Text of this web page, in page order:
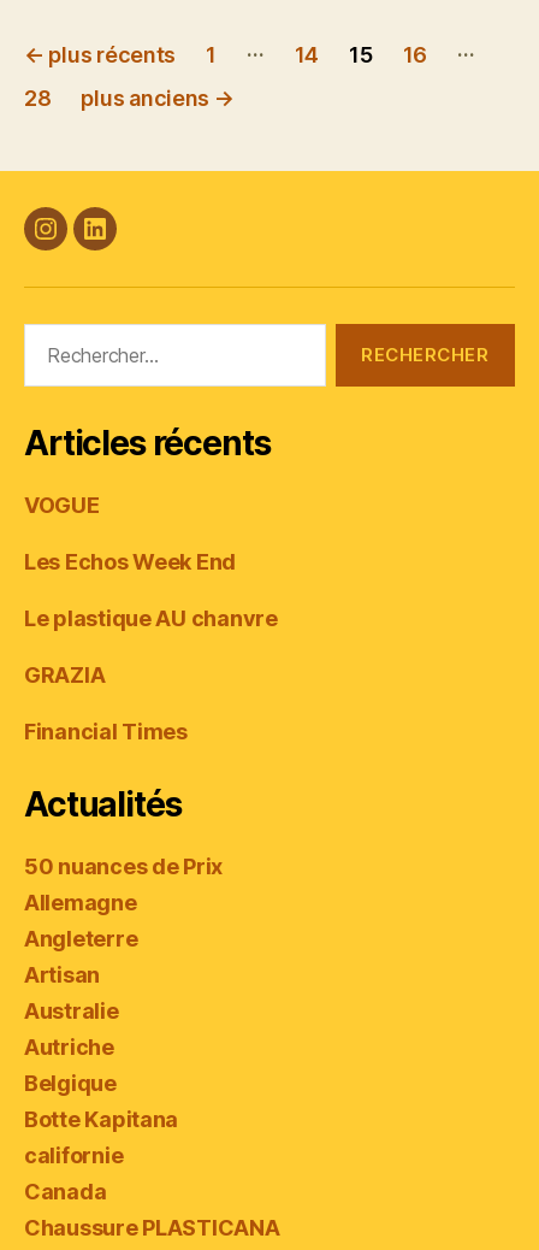
Pagination
des
← plus récents 1 … 14 15 16
…
28
plus anciens →
#Plasticana
Linkedin
Articles récents
VOGUE
Les Echos Week End
Le plastique AU chanvre
GRAZIA
Financial Times
Actualités
50 nuances de Prix
Allemagne
Angleterre
Artisan
Australie
Autriche
Belgique
Botte Kapitana
californie
Canada
Chaussure PLASTICANA